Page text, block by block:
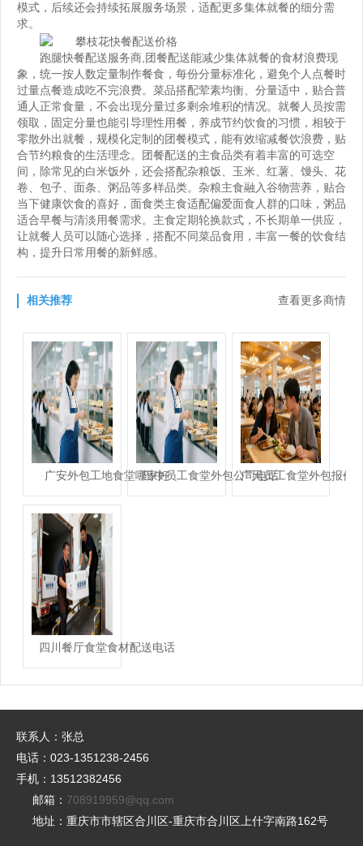
模式，后续还会持续拓展服务场景，适配更多集体就餐的细分需
求。
跑腿快餐配送服务商 ,团餐配送能减少集体就餐的食材浪费现
象，统一按人数定量制作餐食，每份分量标准化，避免个人点餐时
过量点餐造成吃不完浪费。菜品搭配荤素均衡、分量适中，贴合普
通人正常食量，不会出现分量过多剩余堆积的情况。就餐人员按需
领取，固定分量也能引导理性用餐，养成节约饮食的习惯，相较于
零散外出就餐，规模化定制的团餐模式，能有效缩减餐饮浪费，贴
合节约粮食的生活理念。团餐配送的主食品类有着丰富的可选空
间，除常见的白米饭外，还会搭配杂粮饭、玉米、红薯、馒头、花
卷、包子、面条、粥品等多样品类。杂粮主食融入谷物营养，贴合
当下健康饮食的喜好，面食类主食适配偏爱面食人群的口味，粥品
适合早餐与清淡用餐需求。主食定期轮换款式，不长期单一供应，
让就餐人员可以随心选择，搭配不同菜品食用，丰富一餐的饮食结
构，提升日常用餐的新鲜感。
相关推荐 查看更多商情
广安外包工地食堂哪家好巴中员工食堂外包公司电话
四川餐厅食堂食材配送电话
联系人：张总
电话：023-1351238-2456
手机：13512382456
邮箱： 708919959@qq.com
地址：重庆市市辖区合川区-重庆市合川区上什字南路162号